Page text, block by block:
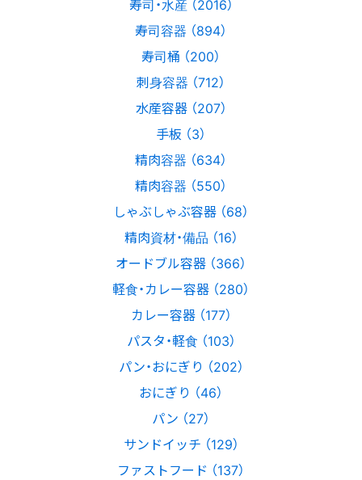
寿司容器 （894）
寿司桶 （200）
刺身容器 （712）
水産容器 （207）
手板 （3）
精肉容器 （634）
精肉容器 （550）
しゃぶしゃぶ容器 （68）
精肉資材・備品 （16）
オードブル容器 （366）
軽食・カレー容器 （280）
カレー容器 （177）
パスタ・軽食 （103）
パン・おにぎり （202）
おにぎり （46）
パン （27）
サンドイッチ （129）
ファストフード （137）